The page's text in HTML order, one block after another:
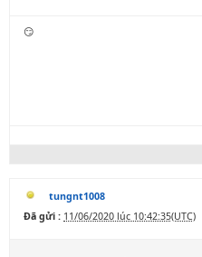
😏
tungnt1008
Đã gửi : 11/06/2020 lúc 10:42:35(UTC)